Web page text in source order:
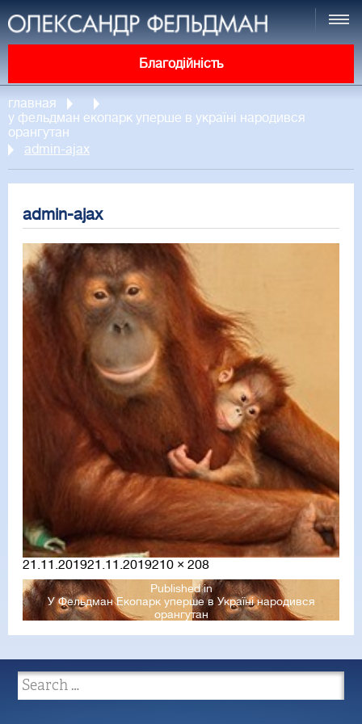
Благодійність
главная
у фельдман екопарк уперше в україні народився
орангутан
admin-ajax
admin-ajax
Posted
on
21.11.201921.11.2019Full
size
210 × 208
Published in
У Фельдман Екопарк уперше в Україні народився
орангутан